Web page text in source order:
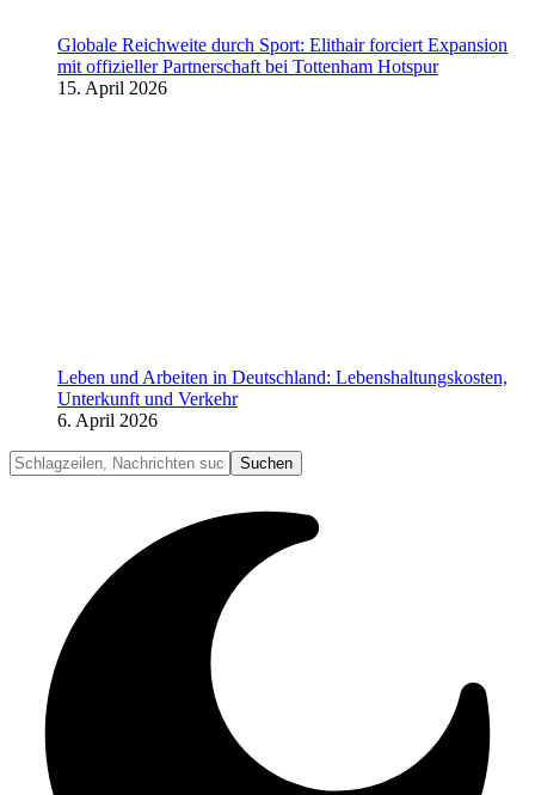
Globale Reichweite durch Sport: Elithair forciert Expansion
mit offizieller Partnerschaft bei Tottenham Hotspur
15. April 2026
Leben und Arbeiten in Deutschland: Lebenshaltungskosten,
Unterkunft und Verkehr
6. April 2026